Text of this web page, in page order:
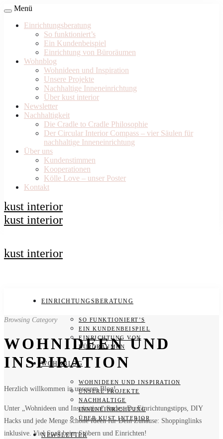
Menü
Einrichtungsberatung
So funktioniert’s
Ein Kundenbeispiel
Einrichtung von Büroräumen
Wohnblog
Wohnideen und Inspiration
Unsere Projekte
Nachhaltige Inneneinrichtung
Über kust interior
Newsletter
Nachhaltigkeit
Die Cradle to Cradle Philosophie
Der Circular Interior Compass – vier Säulen für
nachhaltige Inneneinrichtung
Über uns
Kundenstimmen
Kooperationen
Kölle Love – unser Poster
Kontakt
kust interior
kust interior
kust interior
EINRICHTUNGSBERATUNG
SO FUNKTIONIERT’S
EIN KUNDENBEISPIEL
EINRICHTUNG VON
BÜRORÄUMEN
WOHNBLOG
WOHNIDEEN UND INSPIRATION
UNSERE PROJEKTE
NACHHALTIGE
INNENEINRICHTUNG
ÜBER KUST INTERIOR
NEWSLETTER
Browsing Category
WOHNIDEEN UND
INSPIRATION
Herzlich willkommen in unserem Blog!
Unter „Wohnideen und Inspiration“ findest Du Einrichtungstipps, DIY
Hacks und jede Menge schöne Ideen für Dein Zuhause: Shoppinglinks
inklusive. Viel Spaß beim Stöbern und Einrichten!